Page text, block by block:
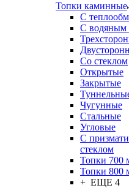
Топки каминные
С
С водяным
Со стеклом
Открытые
Закрытые
Чугунные
Стальные
Угловые
С
стеклом
Топки 700
Топки 800
+ ЕЩЕ 4